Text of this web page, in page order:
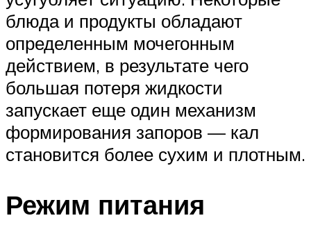
блюда и продукты обладают
определенным мочегонным
действием, в результате чего
большая потеря жидкости
запускает еще один механизм
формирования запоров — кал
становится более сухим и плотным.
Режим питания